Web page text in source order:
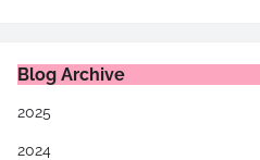
Blog Archive
2025
2024